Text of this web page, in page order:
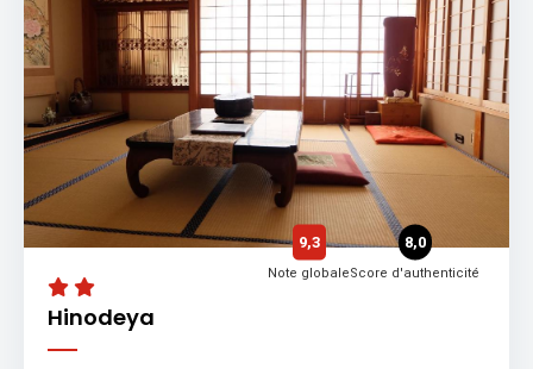
Hinodeya
9,3
Note globale
8,0
Score d'authenticité